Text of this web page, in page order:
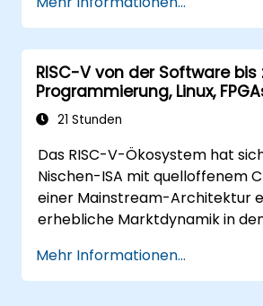
KI-Modelle auf
Mikrocontrollern
und bereitstellen.
TensorFlow Lite und Edge
um reale TinyML-
implementieren.
und
optimieren.
RISC-V von der Software bis
Programmierung, Linux,
Anwendungen
21 Stunden
Das RISC-V-Ökosystem hat
Nischen-ISA mit quelloffenem
einer Mainstream-Architektur
erhebliche Marktdynamik in
Beschleunigung und Server-
aufweist. Branchenberichte
Mehr Informationen...